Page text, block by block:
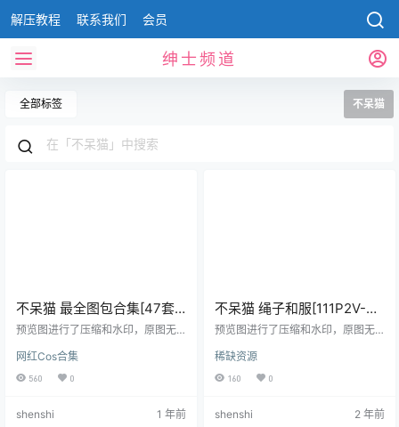
解压教程 联系我们 会员
绅士频道
全部标签 不呆猫
不呆猫 最全图包合集[47套]
[持续更新]
预览图进行了压缩和水印，原图无
更新1套，合集共47套 预览图 资源
目录 NO.001 不呆猫×抖娘 獒犬海边
NO.003 不呆猫×抖娘 牛奶 [35P-28
网红Cos合集
560 0
shenshi 1 年前
不呆猫 绳子和服[111P2V-
75MB]
预览图进行了压缩和水印，原图无
稀缺资源
160 0
shenshi 2 年前